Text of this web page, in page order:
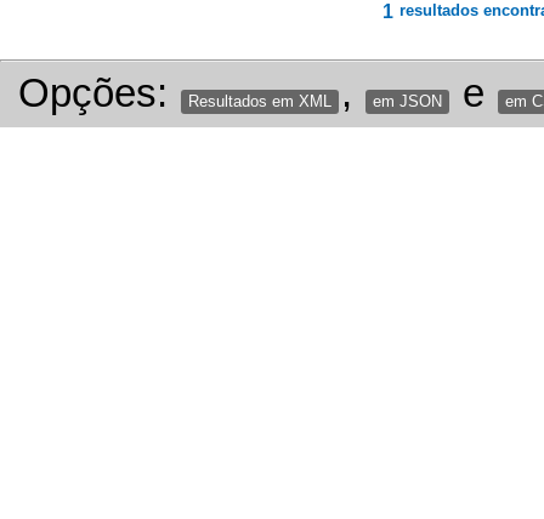
1 resultados
Opções: Resultados em XML , em JSON e em